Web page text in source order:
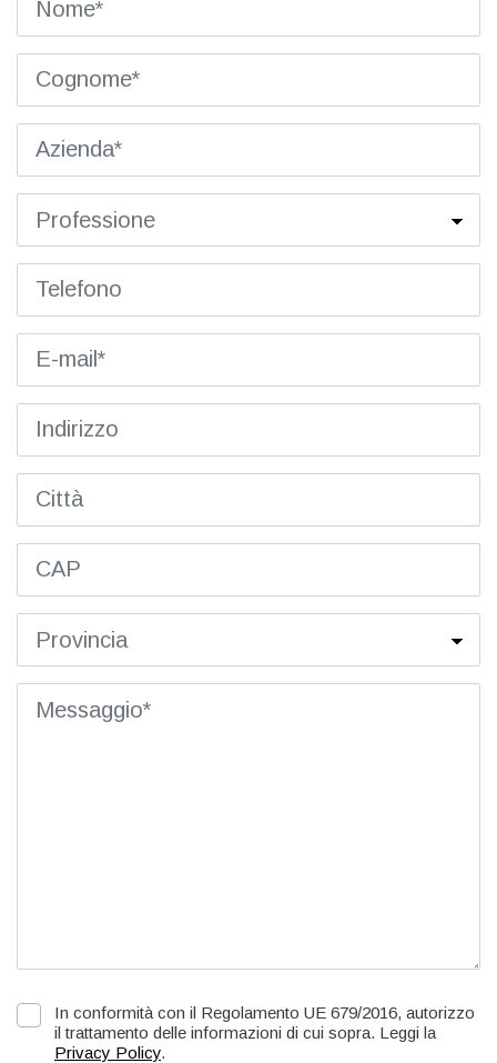
In conformità con il Regolamento UE 679/2016, autorizzo
il trattamento delle informazioni di cui sopra. Leggi la
Privacy Policy.